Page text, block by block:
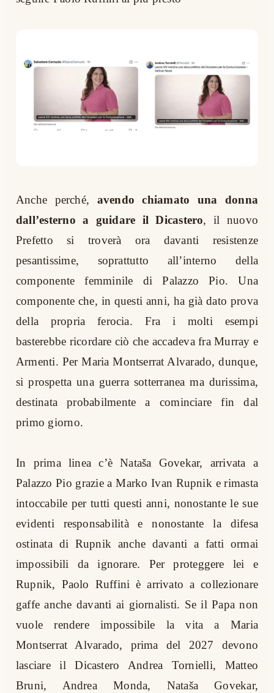
Anche perché, avendo chiamato una donna
dall’esterno a guidare il Dicastero, il nuovo
Prefetto si troverà ora davanti resistenze
pesantissime, soprattutto all’interno della
componente femminile di Palazzo Pio. Una
componente che, in questi anni, ha già dato prova
della propria ferocia. Fra i molti esempi
basterebbe ricordare ciò che accadeva fra Murray e
Armenti. Per Maria Montserrat Alvarado, dunque,
si prospetta una guerra sotterranea ma durissima,
destinata probabilmente a cominciare fin dal
primo giorno.
In prima linea c’è Nataša Govekar, arrivata a
Palazzo Pio grazie a Marko Ivan Rupnik e rimasta
intoccabile per tutti questi anni, nonostante le sue
evidenti responsabilità e nonostante la difesa
ostinata di Rupnik anche davanti a fatti ormai
impossibili da ignorare. Per proteggere lei e
Rupnik, Paolo Ruffini è arrivato a collezionare
gaffe anche davanti ai giornalisti. Se il Papa non
vuole rendere impossibile la vita a Maria
Montserrat Alvarado, prima del 2027 devono
lasciare il Dicastero Andrea Tornielli, Matteo
Bruni, Andrea Monda, Nataša Govekar,